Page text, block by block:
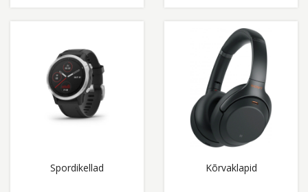
Spordikellad Kõrvaklapid